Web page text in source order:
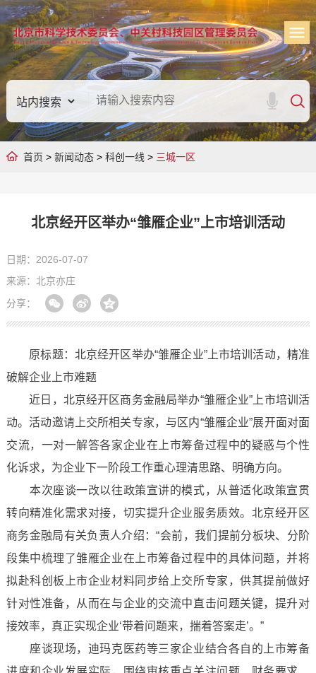
首页 > 新闻动态> 科创一线 > 三城一区
北京经开区举办“雏雁企业”上市培训活动
日期：2026-07-07
来源：北京亦庄
分享：
原标题：北京经开区举办“雏雁企业”上市培训活动，精准
破解企业上市难题
近日，北京经开区商务金融局举办“雏雁企业”上市培训活
动。活动邀请上交所相关专家，与区内“雏雁企业”展开面对面
交流，一对一解答各家企业在上市筹备过程中的疑惑与个性
化诉求，为企业下一阶段工作重心理清思路、明确方向。
本次座谈一改以往政策宣讲的模式，从普适化政策宣贯
转向精准化需求对接，切实提升企业服务质效。北京经开区
商务金融局有关负责人介绍：“会前，我们提前分板块、分阶
段集中梳理了雏雁企业在上市筹备过程中的具体问题，并将
拟赴科创板上市企业材料同步给上交所专家，供其提前做好
针对性准备，从而在与企业的交流中直击问题关键，提升对
接效率，真正实现企业‘带着问题来，揣着答案走’。”
座谈现场，迪玛克医药等三家企业结合各自的上市筹备